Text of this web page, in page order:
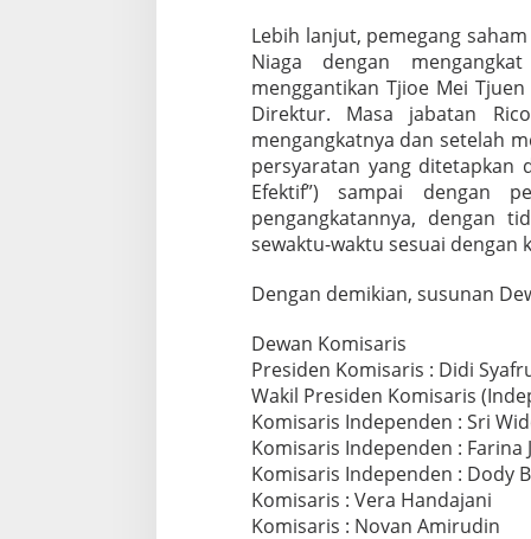
Lebih lanjut, pemegang
Niaga dengan
menggantikan Tjioe Mei
Direktur. Masa jabatan
mengangkatnya dan setelah
persyaratan yang ditetapkan
Efektif”) sampai dengan
pengangkatannya, dengan
sewaktu-waktu sesuai dengan
Dengan demikian, susunan
Dewan Komisaris
Presiden Komisaris : Didi
Wakil Presiden Komisaris
Komisaris Independen : Sri
Komisaris Independen : Farina
Komisaris Independen : Dody
Komisaris : Vera Handajani
Komisaris : Novan Amirudin